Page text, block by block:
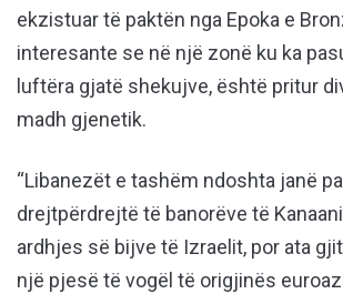
ekzistuar të paktën nga Epoka e
interesante se në një zonë ku ka
luftëra gjatë shekujve, është pritur
madh gjenetik.
“Libanezët e tashëm ndoshta janë
drejtpërdrejtë të banorëve të
ardhjes së bijve të Izraelit, por ata
një pjesë të vogël të origjinës